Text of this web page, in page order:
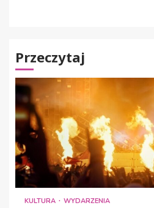
Przeczytaj
KULTURA WYDARZENIA